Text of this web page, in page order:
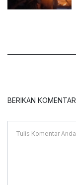
BERIKAN KOMENTAR